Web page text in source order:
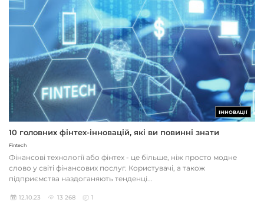
ІННОВАЦІЇ
10 головних фінтех-інновацій, які ви повинні знати
Fintech
Фінансові технології або фінтех - це більше, ніж просто модне
слово у світі фінансових послуг. Користувачі, а також
підприємства наздоганяють тенденці...
12.10.23 13 268 1